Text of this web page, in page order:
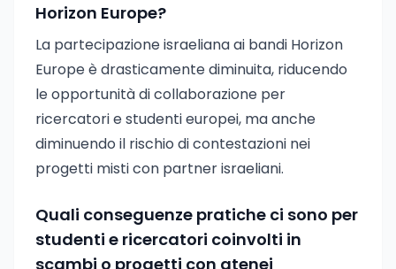
Horizon Europe?
La partecipazione israeliana ai bandi Horizon
Europe è drasticamente diminuita, riducendo
le opportunità di collaborazione per
ricercatori e studenti europei, ma anche
diminuendo il rischio di contestazioni nei
progetti misti con partner israeliani.
Quali conseguenze pratiche ci sono per
studenti e ricercatori coinvolti in
scambi o progetti con atenei